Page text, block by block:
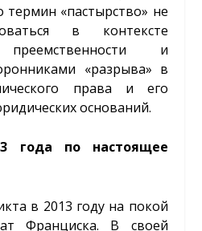
термин «пастырство» не
в контексте
и
«разрыва» в
права и его
оснований.
года по настоящее
в 2013 году на покой
Франциска. В своей